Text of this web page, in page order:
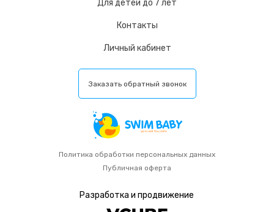
Для детей до 7 лет
Контакты
Личный кабинет
Заказать обратный звонок
Политика обработки персональных данных
Разработка и продвижение
Публичная оферта